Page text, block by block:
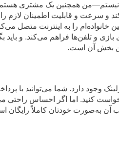
نیستم—من همچنین یک مشتری هستم.
و سرعت و قابلیت اطمینان لازم
خانواده‌ام را به اینترنت متصل
بازی و تلفن‌ها فراهم می‌کند. و
بخش آن است.
وجود دارد. شما می‌توانید با
کنید. اما اگر احساس راحتی
آن به‌صورت خودتان کاملاً رایگان